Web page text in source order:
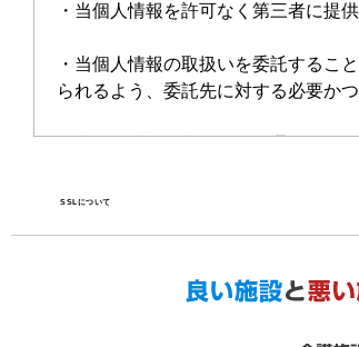
・当個人情報を許可なく第三者に提
・当個人情報の取扱いを委託するこ
られるよう、委託先に対する必要か
口」で受け付けます。
・当ホームページではご利用状況の
SSLについて